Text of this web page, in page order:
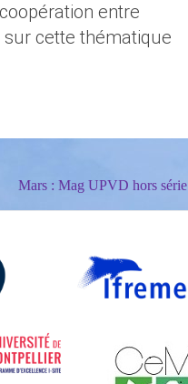
entre
cette thématique
Mars : Mag UPVD hors série